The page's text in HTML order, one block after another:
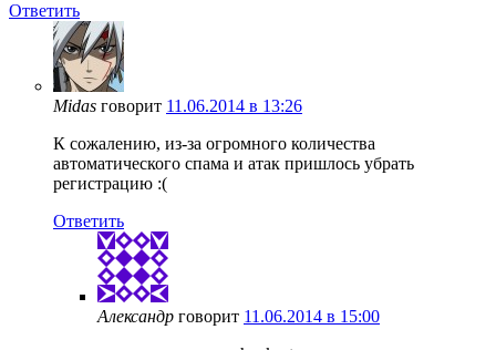
Ответить
Midas говорит 11.06.2014 в 13:26
К сожалению, из-за огромного количества
автоматического спама и атак пришлось убрать
регистрацию :(
Ответить
Александр говорит 11.06.2014 в 15:00